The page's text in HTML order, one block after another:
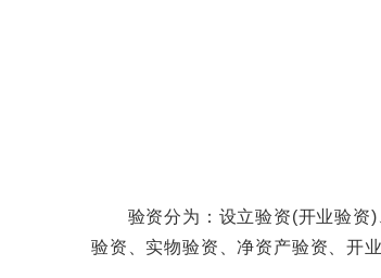
验资分为：设立验资(开业验资)
验资、实物验资、净资产验资、开业